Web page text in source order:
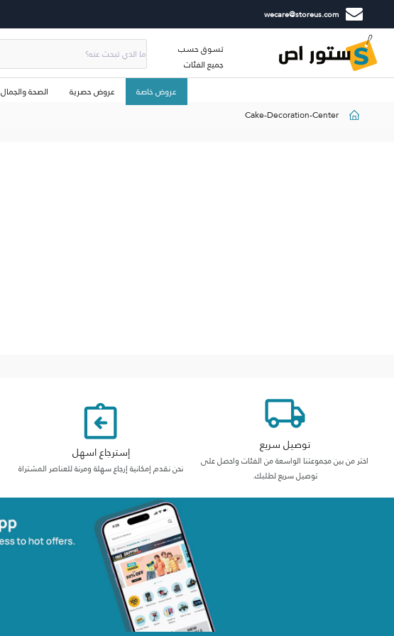
wecare@storeus.com
تسوق حسب
جميع الفئات
عروض خاصة عروض حصرية الصحة والجمال
Cake-Decoration-Center
توصيل سريع
اختر من بين مجموعتنا الواسعة من الفئات واحصل على
توصيل سريع لطلبك.
إسترجاع اسهل
نحن نقدم إمكانية إرجاع سهلة ومرنة للعناصر المشتراة